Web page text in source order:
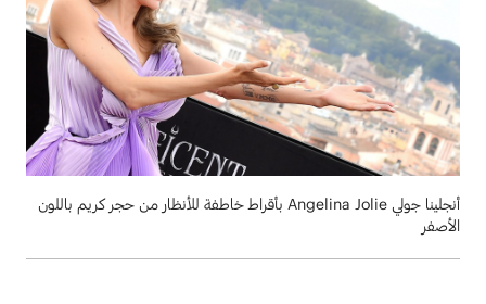
أنجلينا جولي Angelina Jolie بأقراط خاطفة للأنظار من حجر كريم باللون
الأصفر